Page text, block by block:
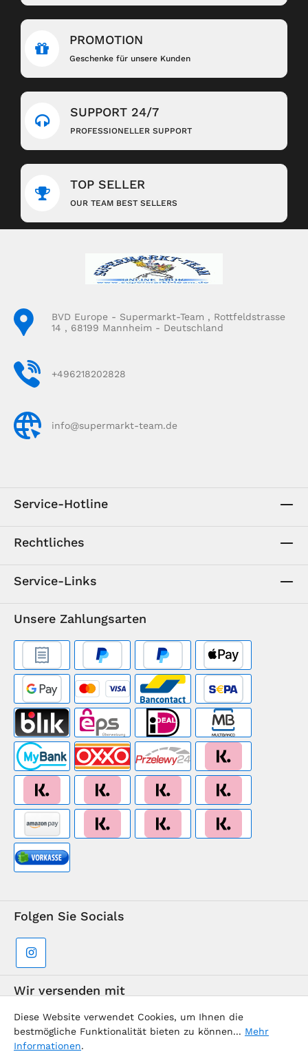
PROMOTION
Geschenke für unsere Kunden
SUPPORT 24/7
PROFESSIONELLER SUPPORT
TOP SELLER
OUR TEAM BEST SELLERS
BVD Europe - Supermarkt-Team , Rottfeldstrasse
14 , 68199 Mannheim - Deutschland
+496218202828
info@supermarkt-team.de
Service-Hotline
Rechtliches
Service-Links
Unsere Zahlungsarten
Folgen Sie Socials
Wir versenden mit
Diese Website verwendet Cookies, um Ihnen die
bestmögliche Funktionalität bieten zu können... Mehr
Informationen.